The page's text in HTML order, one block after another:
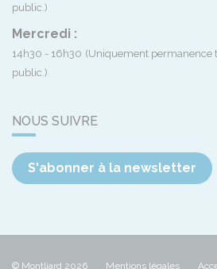
public.)
Mercredi :
14h30 - 16h30 (Uniquement permanence
public.)
NOUS SUIVRE
S'abonner à la newsletter
© Montliard 2026 Mentions légales